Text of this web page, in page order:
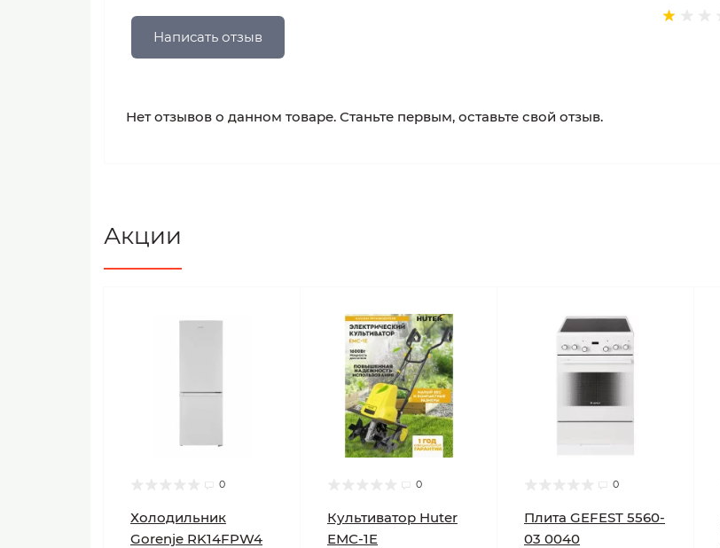
Написать отзыв
Нет отзывов о данном товаре. Станьте первым, оставьте свой отзыв.
Акции
0
Холодильник
Gorenje RK14FPW4
0
Культиватор Huter
ЕМС-1E
0
Плита GEFEST 5560-
03 0040